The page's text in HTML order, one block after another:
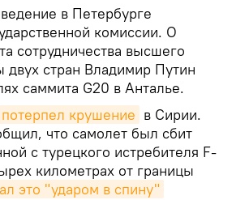
в Петербурге
комиссии. О
сотрудничества высшего
двух стран Владимир Путин
саммита G20 в Анталье.
потерпел крушение в Сирии.
что самолет был сбит
с турецкого истребителя F-
километрах от границы
это "ударом в спину"